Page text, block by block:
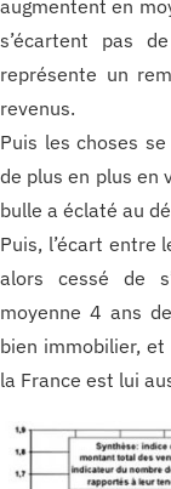
augmentent en
s’écartent pas
représente un
revenus.
Puis les choses
de plus en plus en
bulle a éclaté au
Puis, l’écart entre
alors cessé de
moyenne 4 ans
bien immobilier, et
la France est lui